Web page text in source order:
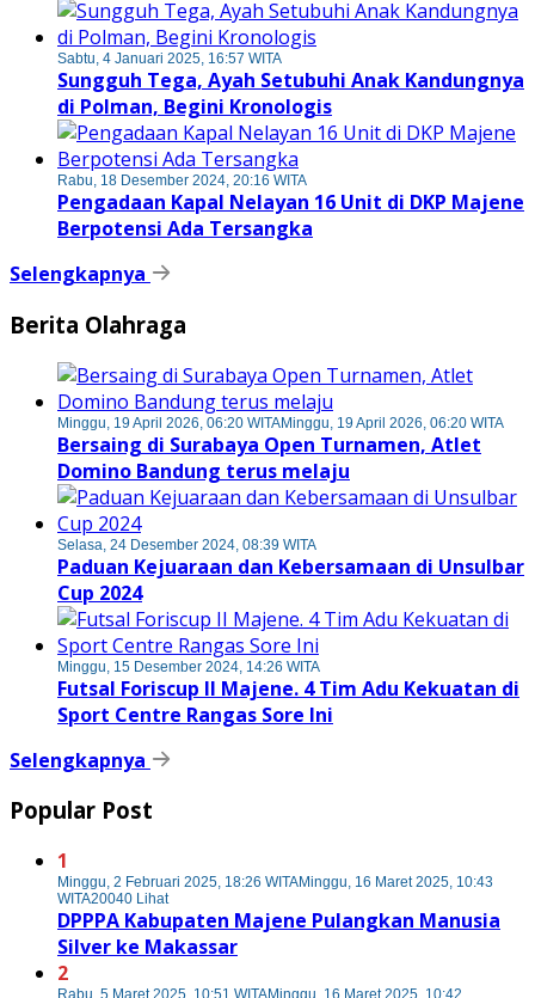
Sabtu, 4 Januari 2025, 16:57 WITA
Sungguh Tega, Ayah Setubuhi Anak Kandungnya
di Polman, Begini Kronologis
Rabu, 18 Desember 2024, 20:16 WITA
Pengadaan Kapal Nelayan 16 Unit di DKP Majene
Berpotensi Ada Tersangka
Selengkapnya
Berita Olahraga
Minggu, 19 April 2026, 06:20 WITAMinggu, 19 April 2026, 06:20 WITA
Bersaing di Surabaya Open Turnamen, Atlet
Domino Bandung terus melaju
Selasa, 24 Desember 2024, 08:39 WITA
Paduan Kejuaraan dan Kebersamaan di Unsulbar
Cup 2024
Minggu, 15 Desember 2024, 14:26 WITA
Futsal Foriscup II Majene. 4 Tim Adu Kekuatan di
Sport Centre Rangas Sore Ini
Selengkapnya
Popular Post
1
Minggu, 2 Februari 2025, 18:26 WITAMinggu, 16 Maret 2025, 10:43
WITA20040 Lihat
DPPPA Kabupaten Majene Pulangkan Manusia
Silver ke Makassar
2
Rabu, 5 Maret 2025, 10:51 WITAMinggu, 16 Maret 2025, 10:42